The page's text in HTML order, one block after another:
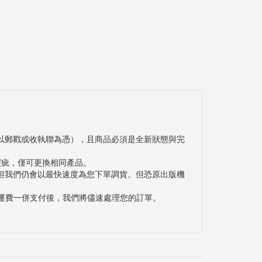
戳或收執聯為憑），且商品必須是全新狀態與完
，僅可更換相同產品。
們仍會以最快速度為您下單調貨。但恐原出版機
一併支付後，我們將儘速處理您的訂單。